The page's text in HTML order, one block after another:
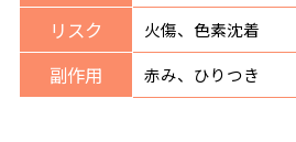
リスク 火傷、色素沈着
副作用 赤み、ひりつき